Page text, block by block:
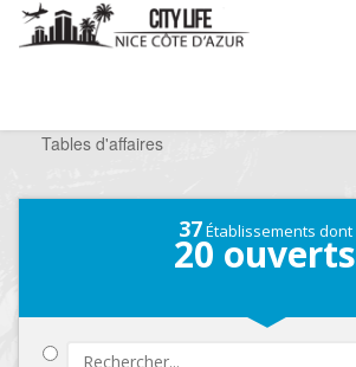
Tables d'affaires
37Établissements dont
20 ouverts